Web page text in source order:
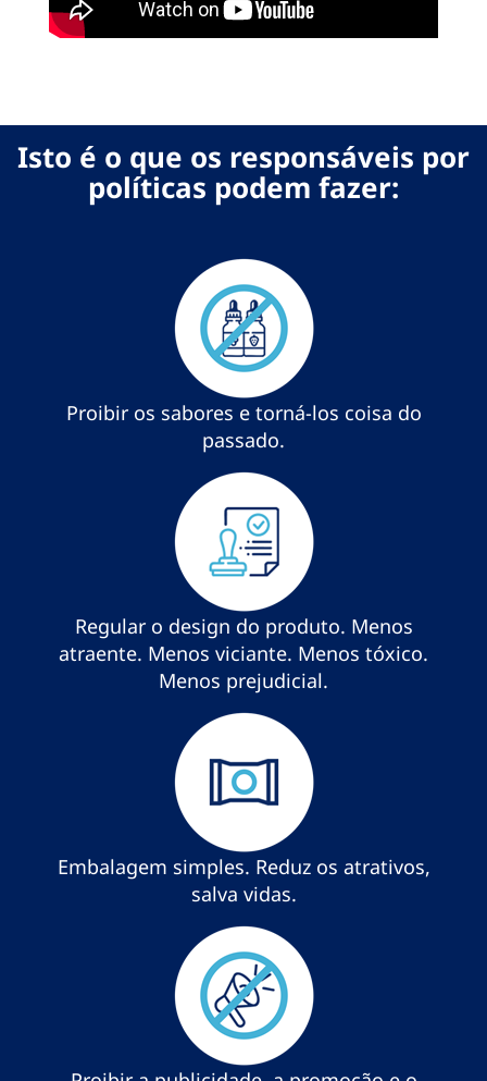
Isto é o que os responsáveis por
políticas podem fazer:
Proibir os sabores e torná-los coisa do
passado.
Regular o design do produto. Menos
atraente. Menos viciante. Menos tóxico.
Menos prejudicial.
Embalagem simples. Reduz os atrativos,
salva vidas.